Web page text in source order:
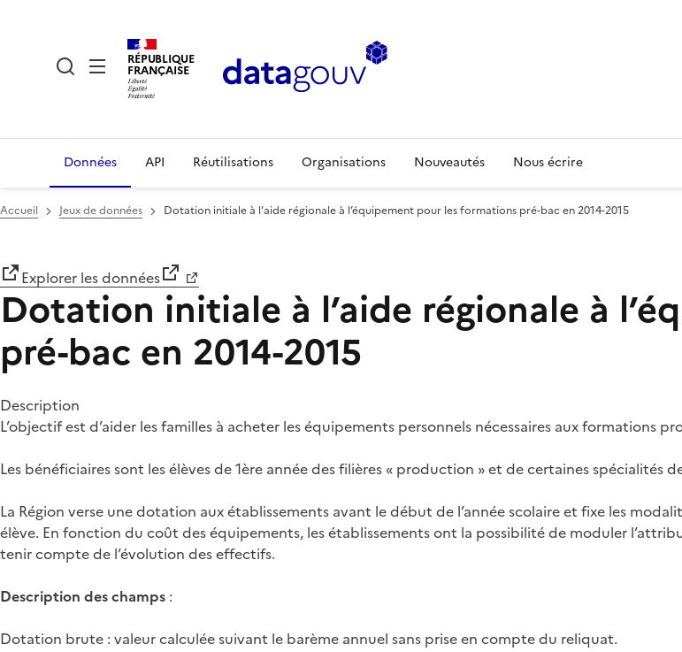
RÉPUBLIQUE
FRANÇAISE
Données API Réutilisations Organisations Nouveautés Nous écrire
Accueil Jeux de données Dotation initiale à l’aide régionale à l’équipement pour les formations pré-bac en 2014-2015
Explorer les données
Dotation initiale à l’aide régionale à
pré-bac en 2014-2015
Description
L’objectif est d’aider les familles à acheter les équipements personnels nécessaires aux formations
Les bénéficiaires sont les élèves de 1ère année des filières « production » et de certaines spécialités
La Région verse une dotation aux établissements avant le début de l’année scolaire et fixe les
élève. En fonction du coût des équipements, les établissements ont la possibilité de moduler
tenir compte de l’évolution des effectifs.
Description des champs :
Dotation brute : valeur calculée suivant le barème annuel sans prise en compte du reliquat.